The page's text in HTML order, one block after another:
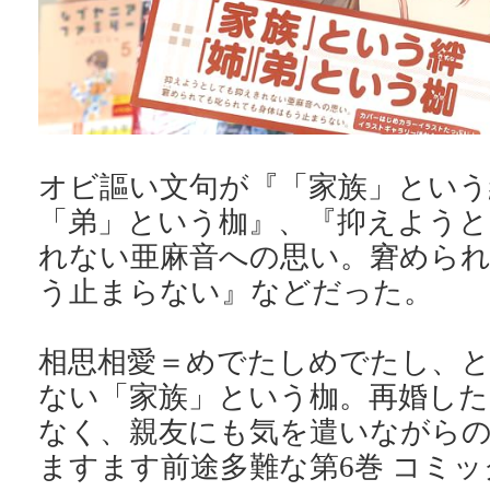
オビ謳い文句が『「家族」とい
「弟」という枷』、『抑えよう
れない亜麻音への思い。窘めら
う止まらない』などだった。
相思相愛＝めでたしめでたし、
ない「家族」という枷。再婚し
なく、親友にも気を遣いながら
ますます前途多難な第6巻 コミ